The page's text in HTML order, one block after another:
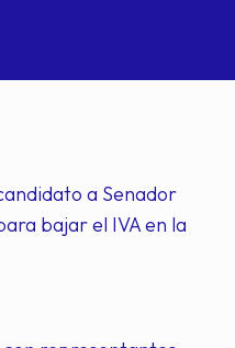
a Senador
bajar el IVA en la